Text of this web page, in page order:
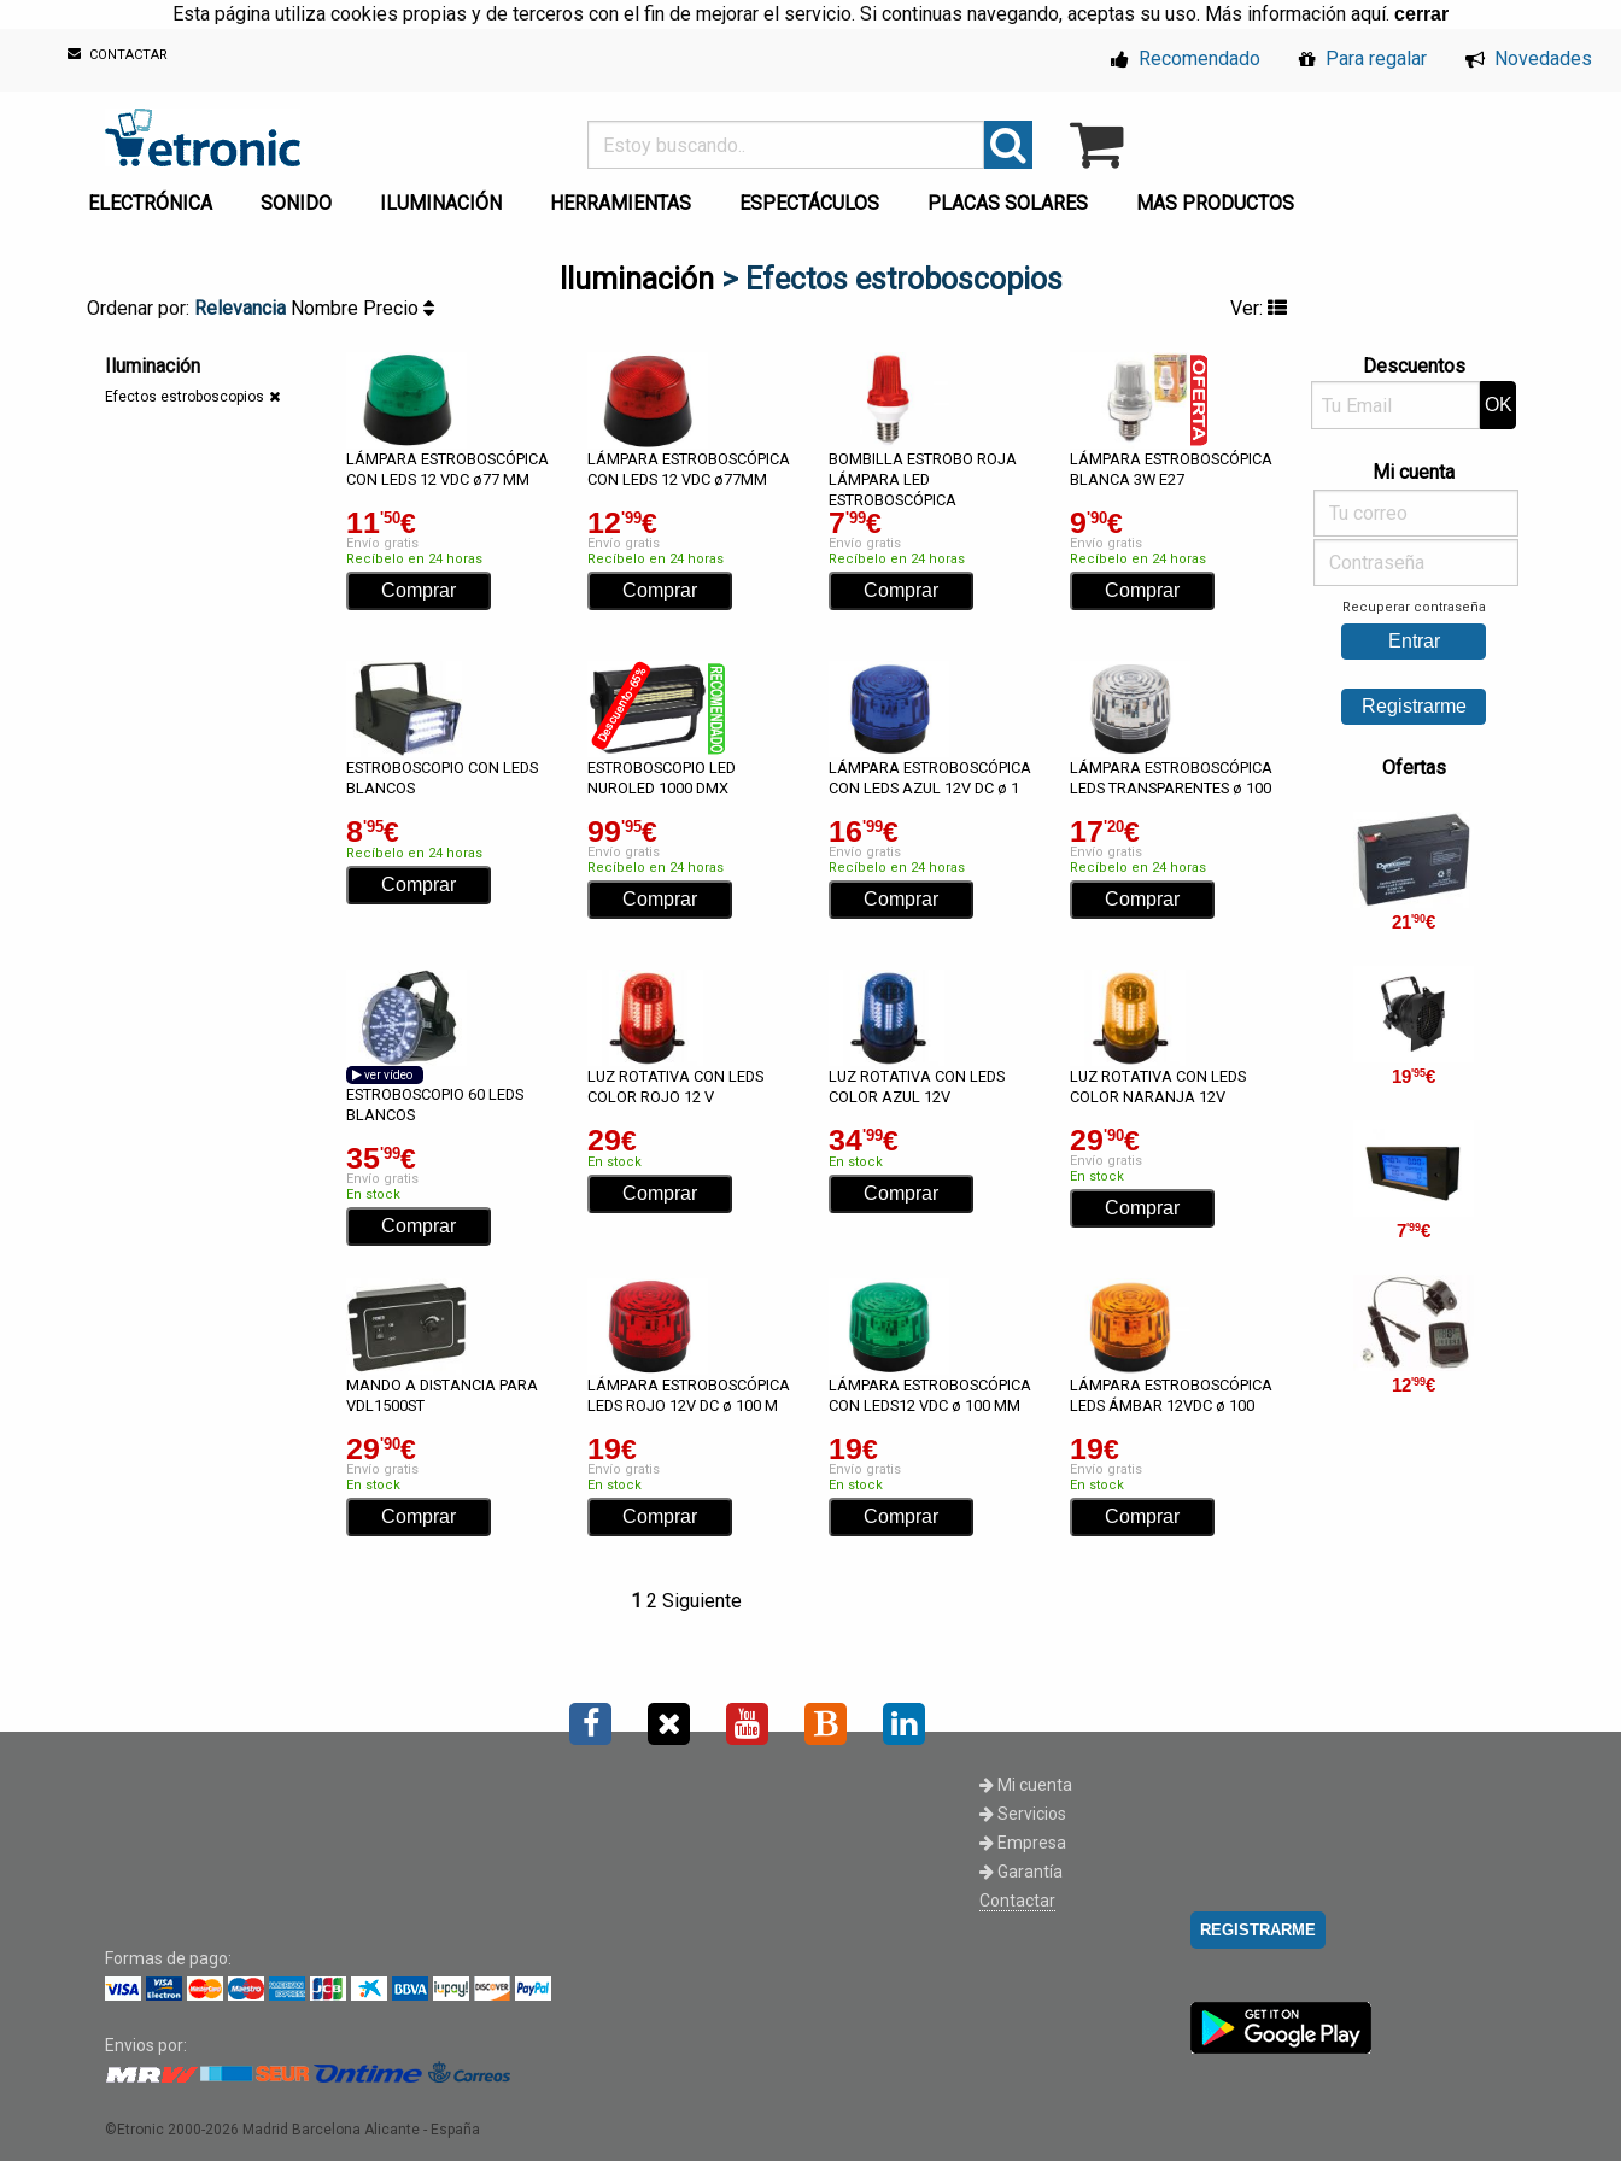
Esta página utiliza cookies propias y de terceros con el fin de mejorar el servicio. Si continuas navegando, aceptas su uso. Más información aquí. cerrar
CONTACTAR Recomendado Para regalar Novedades
ELECTRÓNICA SONIDO ILUMINACIÓN HERRAMIENTAS ESPECTÁCULOS PLACAS SOLARES MAS PRODUCTOS
Iluminación> Efectos estroboscopios
Ordenar por: Relevancia Nombre Precio Ver:
Iluminación
Efectos estroboscopios
LÁMPARA ESTROBOSCÓPICA
CON LEDS 12 VDC ø77 MM
11'50€
Envío gratis
Recíbelo en 24 horas
LÁMPARA ESTROBOSCÓPICA
CON LEDS 12 VDC ø77MM
12'99€
Envío gratis
Recíbelo en 24 horas
BOMBILLA ESTROBO ROJA
LÁMPARA LED
ESTROBOSCÓPICA
7'99€
Envío gratis
Recíbelo en 24 horas
LÁMPARA ESTROBOSCÓPICA
BLANCA 3W E27
9'90€
Envío gratis
Recíbelo en 24 horas
ESTROBOSCOPIO CON LEDS
BLANCOS
8'95€
Recíbelo en 24 horas
Descuento -65%
ESTROBOSCOPIO LED
NUROLED 1000 DMX
99'95€
Envío gratis
Recíbelo en 24 horas
LÁMPARA ESTROBOSCÓPICA
CON LEDS AZUL 12V DC ø 1
16'99€
Envío gratis
Recíbelo en 24 horas
LÁMPARA ESTROBOSCÓPICA
LEDS TRANSPARENTES ø 100
17'20€
Envío gratis
Recíbelo en 24 horas
ver vídeo
ESTROBOSCOPIO 60 LEDS
BLANCOS
35'99€
Envío gratis
En stock
LUZ ROTATIVA CON LEDS
COLOR ROJO 12 V
29€
En stock
LUZ ROTATIVA CON LEDS
COLOR AZUL 12V
34'99€
En stock
LUZ ROTATIVA CON LEDS
COLOR NARANJA 12V
29'90€
Envío gratis
En stock
MANDO A DISTANCIA PARA
VDL1500ST
29'90€
Envío gratis
En stock
LÁMPARA ESTROBOSCÓPICA
LEDS ROJO 12V DC ø 100 M
19€
Envío gratis
En stock
LÁMPARA ESTROBOSCÓPICA
CON LEDS12 VDC ø 100 MM
19€
Envío gratis
En stock
LÁMPARA ESTROBOSCÓPICA
LEDS ÁMBAR 12VDC ø 100
19€
Envío gratis
En stock
Descuentos
Mi cuenta
Recuperar contraseña
Ofertas
21'90€
19'95€
7'99€
12'99€
1 2 Siguiente
Mi cuenta
Servicios
Empresa
Garantía
Contactar
Formas de pago:
Envios por:
©Etronic 2000-2026 Madrid Barcelona Alicante - España
REGISTRARME